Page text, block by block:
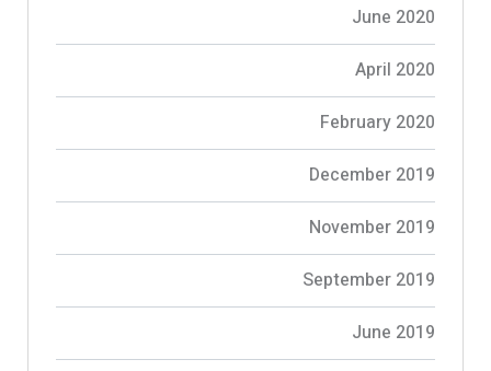
June 2020
April 2020
February 2020
December 2019
November 2019
September 2019
June 2019